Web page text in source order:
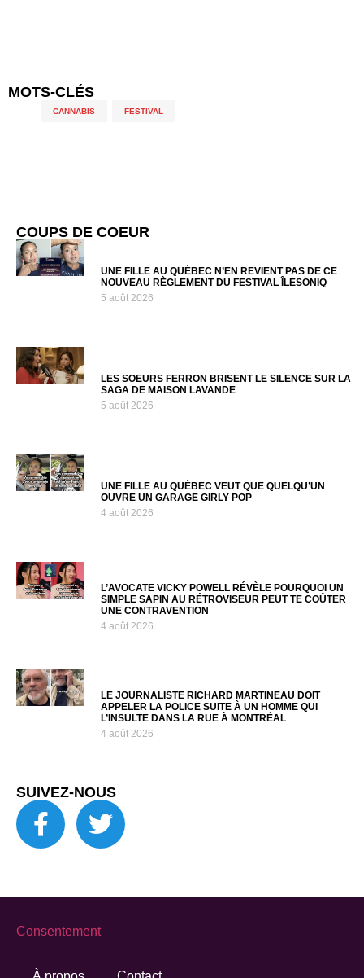
MOTS-CLÉS
CANNABIS FESTIVAL
COUPS DE COEUR
UNE FILLE AU QUÉBEC N’EN REVIENT PAS DE CE
NOUVEAU RÈGLEMENT DU FESTIVAL ÎLESONIQ
5 août 2026
LES SOEURS FERRON BRISENT LE SILENCE SUR LA
SAGA DE MAISON LAVANDE
5 août 2026
UNE FILLE AU QUÉBEC VEUT QUE QUELQU’UN
OUVRE UN GARAGE GIRLY POP
4 août 2026
L’AVOCATE VICKY POWELL RÉVÈLE POURQUOI UN
SIMPLE SAPIN AU RÉTROVISEUR PEUT TE COÛTER
UNE CONTRAVENTION
4 août 2026
LE JOURNALISTE RICHARD MARTINEAU DOIT
APPELER LA POLICE SUITE À UN HOMME QUI
L’INSULTE DANS LA RUE À MONTRÉAL
4 août 2026
SUIVEZ-NOUS
Consentement